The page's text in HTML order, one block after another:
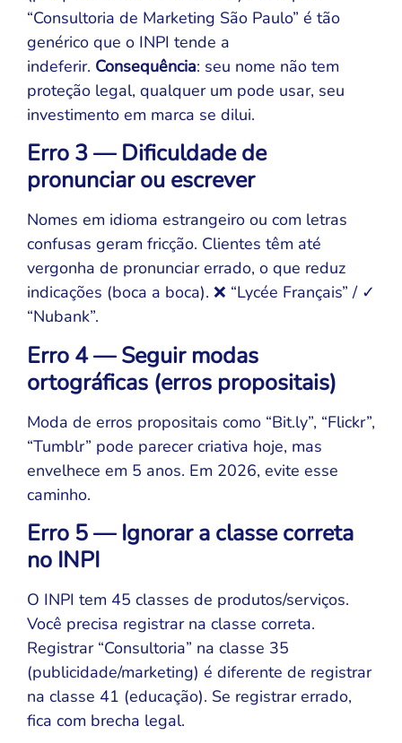
“Consultoria de Marketing São Paulo” é tão
genérico que o INPI tende a
indeferir. Consequência: seu nome não tem
proteção legal, qualquer um pode usar, seu
investimento em marca se dilui.
Erro 3 — Dificuldade de
pronunciar ou escrever
Nomes em idioma estrangeiro ou com letras
confusas geram fricção. Clientes têm até
vergonha de pronunciar errado, o que reduz
indicações (boca a boca). ❌ “Lycée Français” / ✓
“Nubank”.
Erro 4 — Seguir modas
ortográficas (erros propositais)
Moda de erros propositais como “Bit.ly”, “Flickr”,
“Tumblr” pode parecer criativa hoje, mas
envelhece em 5 anos. Em 2026, evite esse
caminho.
Erro 5 — Ignorar a classe correta
no INPI
O INPI tem 45 classes de produtos/serviços.
Você precisa registrar na classe correta.
Registrar “Consultoria” na classe 35
(publicidade/marketing) é diferente de registrar
na classe 41 (educação). Se registrar errado,
fica com brecha legal.